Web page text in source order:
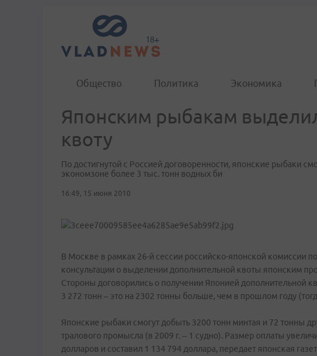
Общество Политика Экономика
Японским рыбакам
квоту
По достигнутой с Россией договоренности, японские рыбаки
экономзоне более 3 тыс. тонн водных би
16:49, 15 июня 2010
В Москве в рамках 26-й сессии российско-японской комиссии
консультации о выделении дополнительной квоты японским
Стороны договорились о получении Японией дополнительной
3 272 тонн – это на 2302 тонны больше, чем в прошлом году
Японские рыбаки смогут добыть 3200 тонн минтая и 72 тонны
тралового промысла (в 2009 г. – 1 судно). Размер оплаты
долларов и составил 1 134 794 доллара, передает японская